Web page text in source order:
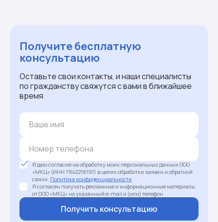
Получите бесплатную
консультацию
Оставьте свои контакты, и наши специалисты
по гражданству свяжутся с вами в ближайшее
время
Я даю согласие на обработку моих персональных данных ООО
«МКЦ» (ИНН 7842218191) в целях обработки заявки и обратной
связи. Политика конфиденциальности
Я согласен получать рекламные и информационные материалы
от ООО «МКЦ» на указанный e-mail и (или) телефон
Получить консультацию